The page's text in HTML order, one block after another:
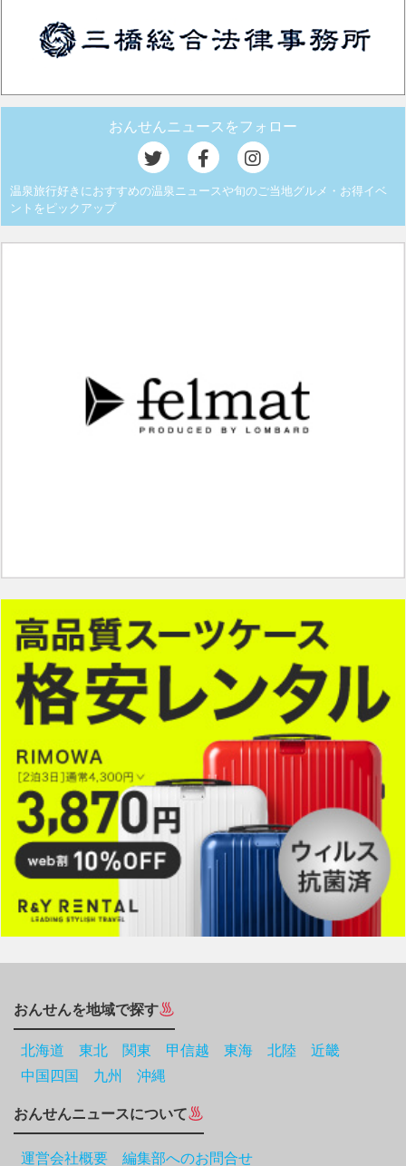
おんせんニュースをフォロー
温泉旅行好きにおすすめの温泉ニュースや旬のご当地グルメ・お得イベ
ントをピックアップ
おんせんを地域で探す
北海道 東北 関東 甲信越 東海 北陸
近畿
中国四国
九州 沖縄
おんせんニュースについて
運営会社概要 編集部へのお問合せ